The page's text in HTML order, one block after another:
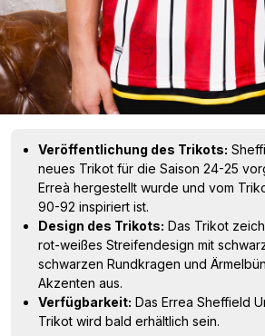
Veröffentlichung des Trikots:
neues Trikot für die Saison 24-25
Erreà hergestellt wurde und vom
90-92 inspiriert ist.
Design des Trikots: Das Trikot
rot-weißes Streifendesign mit
schwarzen Rundkragen und
Akzenten aus.
Verfügbarkeit: Das Errea Sheffield
Trikot wird bald erhältlich sein.